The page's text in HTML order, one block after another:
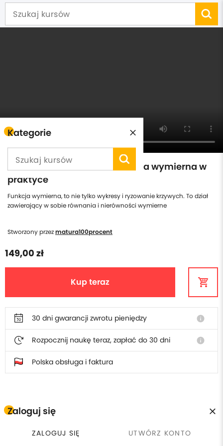
Kategorie
Zaloguj się
ZALOGUJ SIĘ UTWÓRZ KONTO
Matura z matematyki - funkcja wymierna w
praktyce
Funkcja wymierna, to nie tylko wykresy i ryzowanie krzywych. To dział
zawierający w sobie równania i nierówności wymierne
Stworzony przezmatura100procent
149,00 zł
Kup teraz
30 dni gwarancji zwrotu pieniędzy info
Rozpocznij naukę teraz, zapłać do 30 dni info
Polska obsługa i faktura
W cenie szkolenia otrzymasz
Płacisz raz, wracasz kiedy
Certyfikat ukończenia